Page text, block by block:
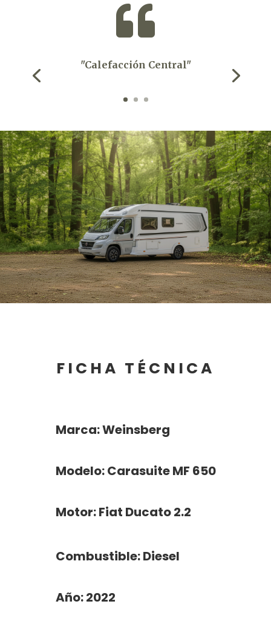

"Calefacción Central"
FICHA TÉCNICA
Marca: Weinsberg
Modelo: Carasuite MF 650
Motor: Fiat Ducato 2.2
Combustible: Diesel
Año: 2022